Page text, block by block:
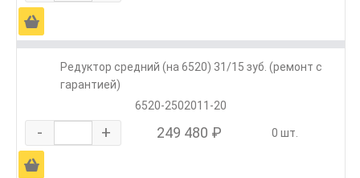
Ä
Редуктор средний (на 6520) 31/15 зуб. (ремонт с
гарантией)
6520-2502011-20
- + 249 480 ₽ 0 шт.
Ä